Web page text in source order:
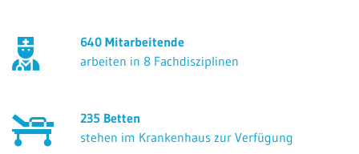
Schwetzingen
Weinheim
640 Mitarbeitende
arbeiten in 8 Fachdisziplinen
235 Betten
stehen im Krankenhaus zur Verfügung